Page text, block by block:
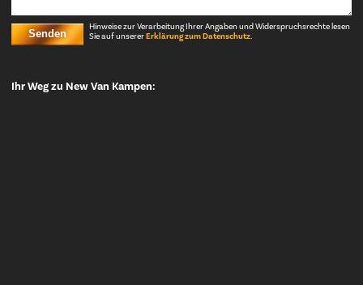
Senden
Hinweise zur Verarbeitung Ihrer Angaben und Widerspruchsrechte lesen
Sie auf unsererErklärung zum Datenschutz.
Ihr Weg zu New Van Kampen: